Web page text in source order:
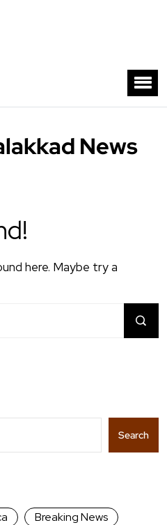
News
here. Maybe try a
Search
Breaking News